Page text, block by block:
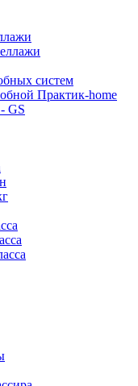
систем
Практик-home
GS